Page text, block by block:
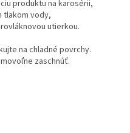
produktu na karosérii,
tlakom vody,
utierkou.
na chladné povrchy.
zaschnúť.